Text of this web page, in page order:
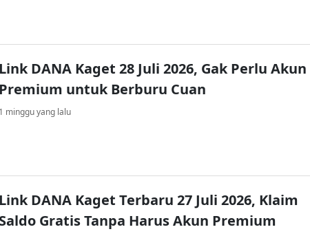
Link DANA Kaget 28 Juli 2026, Gak Perlu Akun
Premium untuk Berburu Cuan
1 minggu yang lalu
Link DANA Kaget Terbaru 27 Juli 2026, Klaim
Saldo Gratis Tanpa Harus Akun Premium